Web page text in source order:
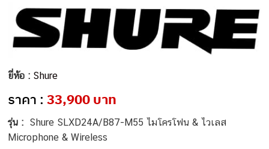
ยี่ห้อ : Shure
ราคา :33,900 บาท
รุ่น : Shure SLXD24A/B87-M55 ไมโครโฟน & ไวเลส
Microphone & Wireless